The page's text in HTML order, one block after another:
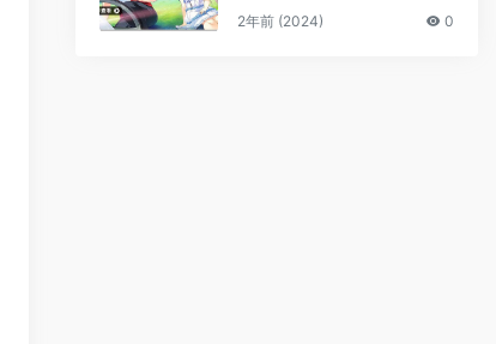
AM官方中文版【2.9G】
2年前 (2024) 0